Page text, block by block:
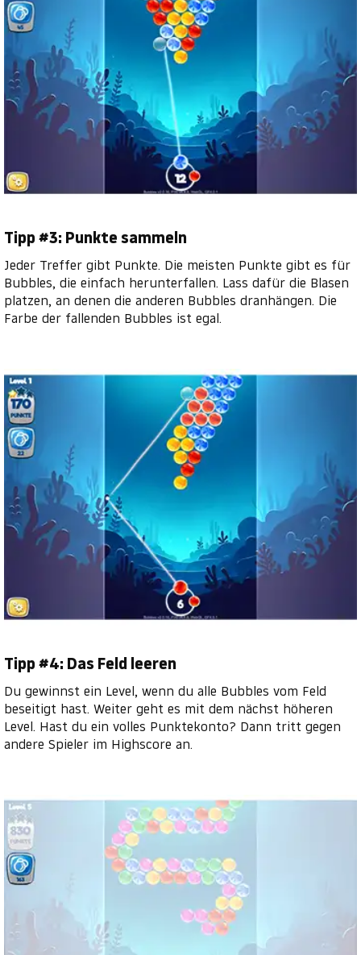
Tipp #3: Punkte sammeln
Jeder Treffer gibt Punkte. Die meisten Punkte gibt es für
Bubbles, die einfach herunterfallen. Lass dafür die Blasen
platzen, an denen die anderen Bubbles dranhängen. Die
Farbe der fallenden Bubbles ist egal.
Tipp #4: Das Feld leeren
Du gewinnst ein Level, wenn du alle Bubbles vom Feld
beseitigt hast. Weiter geht es mit dem nächst höheren
Level. Hast du ein volles Punktekonto? Dann tritt gegen
andere Spieler im Highscore an.